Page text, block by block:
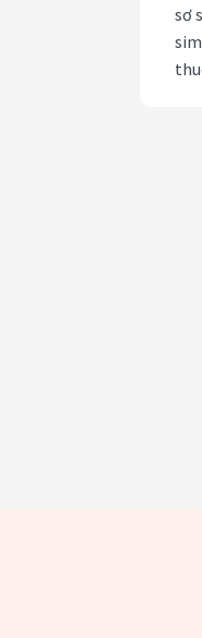
sơ